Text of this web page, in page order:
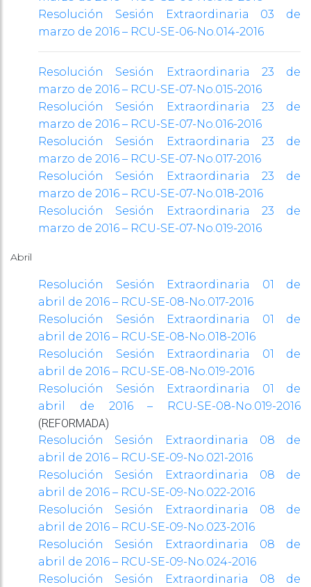
Resolución Sesión Extraordinaria 03 de
marzo de 2016 – RCU-SE-06-No.014-2016
Resolución Sesión Extraordinaria 23 de
marzo de 2016 – RCU-SE-07-No.015-2016
Resolución Sesión Extraordinaria 23 de
marzo de 2016 – RCU-SE-07-No.016-2016
Resolución Sesión Extraordinaria 23 de
marzo de 2016 – RCU-SE-07-No.017-2016
Resolución Sesión Extraordinaria 23 de
marzo de 2016 – RCU-SE-07-No.018-2016
Resolución Sesión Extraordinaria 23 de
marzo de 2016 – RCU-SE-07-No.019-2016
Abril
Resolución Sesión Extraordinaria 01 de
abril de 2016 – RCU-SE-08-No.017-2016
Resolución Sesión Extraordinaria 01 de
abril de 2016 – RCU-SE-08-No.018-2016
Resolución Sesión Extraordinaria 01 de
abril de 2016 – RCU-SE-08-No.019-2016
Resolución Sesión Extraordinaria 01 de
abril de 2016 – RCU-SE-08-No.019-2016
(REFORMADA)
Resolución Sesión Extraordinaria 08 de
abril de 2016 – RCU-SE-09-No.021-2016
Resolución Sesión Extraordinaria 08 de
abril de 2016 – RCU-SE-09-No.022-2016
Resolución Sesión Extraordinaria 08 de
abril de 2016 – RCU-SE-09-No.023-2016
Resolución Sesión Extraordinaria 08 de
abril de 2016 – RCU-SE-09-No.024-2016
Resolución Sesión Extraordinaria 08 de